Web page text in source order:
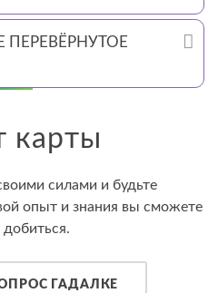
ПЕРЕВЁРНУТОЕ
карты
силами и будьте
опыт и знания вы сможете
ГАДАЛКЕ